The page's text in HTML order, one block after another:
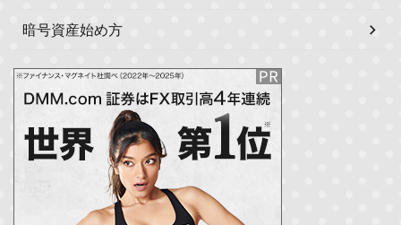
暗号資産始め方